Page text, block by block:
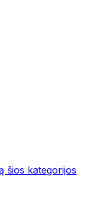
šios kategorijos